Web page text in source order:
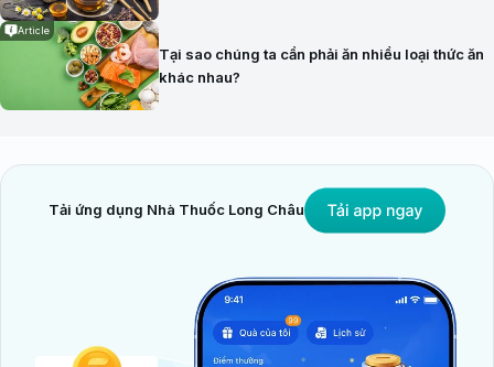
Article
Tại sao chúng ta cần phải ăn nhiều loại thức ăn
khác nhau?
Tải ứng dụng Nhà Thuốc Long Châu